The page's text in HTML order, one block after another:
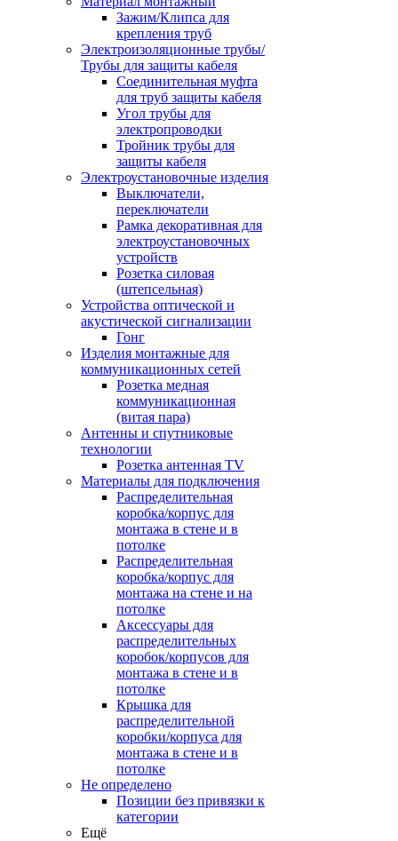
Зажим/Клипса для
крепления труб
Электроизоляционные трубы/
Трубы для защиты кабеля
Соединительная муфта
для труб защиты кабеля
Угол трубы для
электропроводки
Тройник трубы для
защиты кабеля
Электроустановочные изделия
Выключатели,
переключатели
Рамка декоративная для
электроустановочных
устройств
Розетка силовая
(штепсельная)
Устройства оптической и
акустической сигнализации
Гонг
Изделия монтажные для
коммуникационных сетей
Розетка медная
коммуникационная
(витая пара)
Антенны и спутниковые
технологии
Розетка антенная TV
Материалы для подключения
Распределительная
коробка/корпус для
монтажа в стене и в
потолке
Распределительная
коробка/корпус для
монтажа на стене и на
потолке
Аксессуары для
распределительных
коробок/корпусов для
монтажа в стене и в
потолке
Крышка для
распределительной
коробки/корпуса для
монтажа в стене и в
потолке
Не определено
Позиции без привязки к
категории
Ещё